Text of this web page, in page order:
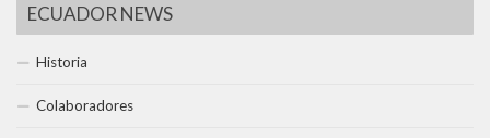
ECUADOR NEWS
Historia
Colaboradores